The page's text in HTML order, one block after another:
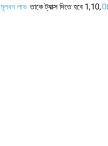
মূলধন লাভ তাকে ট্যাক্স দিতে হবে 1,10,